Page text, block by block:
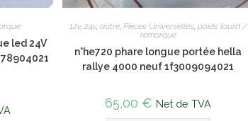
led 24V
12v, 24v, autre, Pièces Universelles, poids lourd /
remorque
n°he720 phare longue portée hella
rallye 4000 neuf 1f3009094021
65,00 € Net de TVA